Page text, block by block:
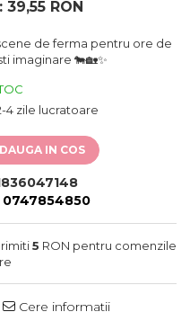
39,55 RON
de ferma pentru ore de
imaginare 🐄🏡✨
4 zile lucratoare
IN COS
0747854850
5 RON pentru comenzile
Cere informatii